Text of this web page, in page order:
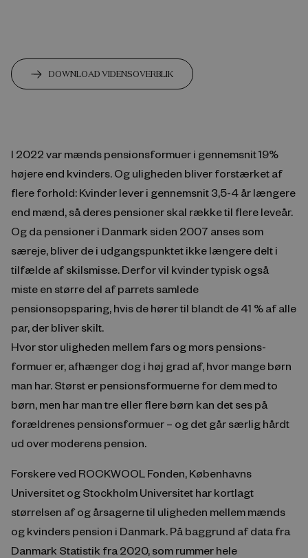
DOWNLOAD VIDENSOVERBLIK
I 2022 var mænds pensionsformuer i gennemsnit 19%
højere end kvinders. Og uligheden bliver forstærket af
flere forhold: Kvinder lever i gennemsnit 3,5-4 år længere
end mænd, så deres pensioner skal række til flere leveår.
Og da pensioner i Danmark siden 2007 anses som
særeje, bliver de i udgangspunktet ikke længere delt i
tilfælde af skilsmisse. Derfor vil kvinder typisk også
miste en større del af parrets samlede
pensionsopsparing, hvis de hører til blandt de 41 % af alle
par, der bliver skilt.
Hvor stor uligheden mellem fars og mors pensions-
formuer er, afhænger dog i høj grad af, hvor mange børn
man har. Størst er pensionsformuerne for dem med to
børn, men har man tre eller flere børn kan det ses på
forældrenes pensionsformuer – og det går særlig hårdt
ud over moderens pension.
Forskere ved ROCKWOOL Fonden, Københavns
Universitet og Stockholm Universitet har kortlagt
størrelsen af og årsagerne til uligheden mellem mænds
og kvinders pension i Danmark. På baggrund af data fra
Danmark Statistik fra 2020, som rummer hele